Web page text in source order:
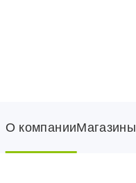
О компанииМагазины